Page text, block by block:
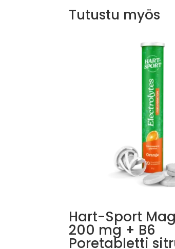
Tutustu myös
Hart-Sport
200 mg + B6
Poretabletti